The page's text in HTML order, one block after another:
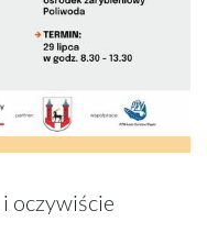
oczywiście